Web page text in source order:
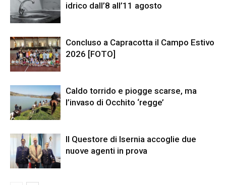
idrico dall’8 all’11 agosto
Concluso a Capracotta il Campo Estivo
2026 [FOTO]
Caldo torrido e piogge scarse, ma
l’invaso di Occhito ‘regge’
Il Questore di Isernia accoglie due
nuove agenti in prova